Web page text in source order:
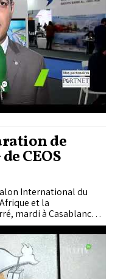
de
CEOS
International du
et la
mardi à Casablanca,
intelligent :
la Supply Chain", avec